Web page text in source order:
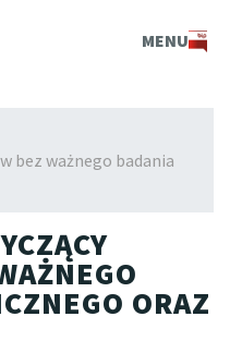
MENU
bez ważnego badania
ORAZ